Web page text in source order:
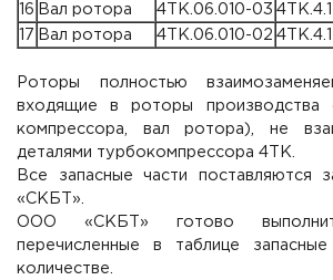
16 Вал ротора 4ТК.06.010-03
17 Вал ротора 4ТК.06.010-02 4ТК.4.1
Роторы полностью
входящие в роторы производства
компрессора, вал ротора), не
деталями турбокомпрессора 4ТК.
Все запасные части поставляются
«СКБТ».
ООО «СКБТ» готово
перечисленные в таблице
количестве.